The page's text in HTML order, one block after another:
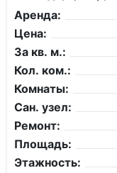
Аренда:
Цена:
За кв. м.:
Кол. ком.:
Комнаты:
Сан. узел:
Ремонт:
Площадь:
Этажность: